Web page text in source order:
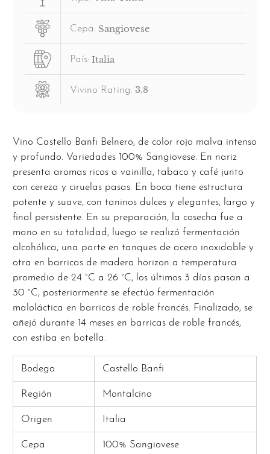
Cepa: Sangiovese
País: Italia
Vivino Rating: 3.8
Vino Castello Banfi Belnero, de color rojo malva intenso
y profundo. Variedades 100% Sangiovese. En nariz
presenta aromas ricos a vainilla, tabaco y café junto
con cereza y ciruelas pasas. En boca tiene estructura
potente y suave, con taninos dulces y elegantes, largo y
final persistente. En su preparación, la cosecha fue a
mano en su totalidad, luego se realizó fermentación
alcohólica, una parte en tanques de acero inoxidable y
otra en barricas de madera horizon a temperatura
promedio de 24 °C a 26 °C, los últimos 3 días pasan a
30 °C, posteriormente se efectúo fermentación
maloláctica en barricas de roble francés. Finalizado, se
añejó durante 14 meses en barricas de roble francés,
con estiba en botella.
Bodega Castello Banfi
Región Montalcino
Origen Italia
Cepa 100% Sangiovese